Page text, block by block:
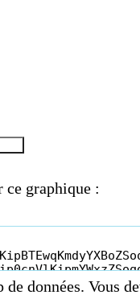
ce graphique :
données. Vous